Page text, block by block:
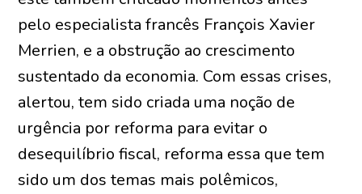
pelo especialista francês François Xavier
Merrien, e a obstrução ao crescimento
sustentado da economia. Com essas crises,
alertou, tem sido criada uma noção de
urgência por reforma para evitar o
desequilíbrio fiscal, reforma essa que tem
sido um dos temas mais polêmicos,